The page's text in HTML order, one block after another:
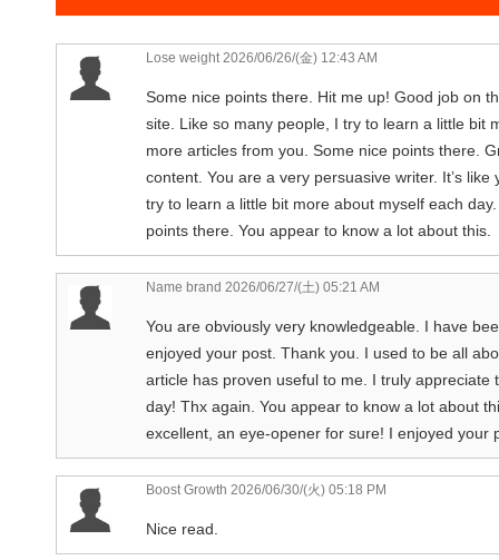
Lose weight2026/06/26/(金) 12:43 AM
Some nice points there. Hit me up! Good job on
site. Like so many people, I try to learn a little bit
more articles from you. Some nice points there.
content. You are a very persuasive writer. It’s
try to learn a little bit more about myself each
points there. You appear to know a lot about this.
Name brand 2026/06/27/(土) 05:21 AM
You are obviously very knowledgeable. I have
enjoyed your post. Thank you. I used to be all
article has proven useful to me. I truly appreciate
day! Thx again. You appear to know a lot about
excellent, an eye-opener for sure! I enjoyed your
Boost Growth 2026/06/30/(火) 05:18 PM
Nice read.